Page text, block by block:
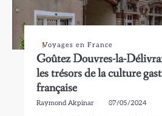
Voyages en France
Goûtez Douvres-la-
les trésors de la culture
française
Raymond Akpinar 07/05/2024